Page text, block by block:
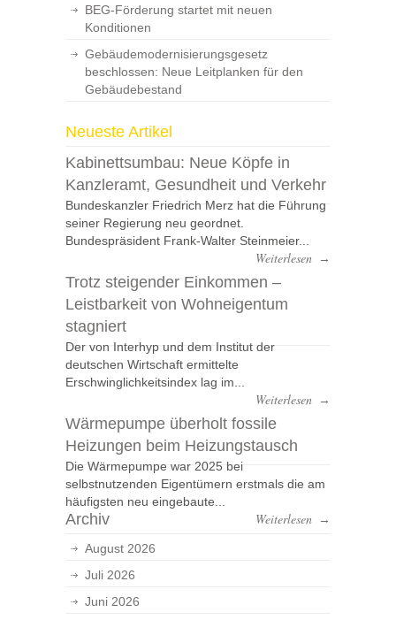
BEG-Förderung startet mit neuen
Konditionen
Gebäudemodernisierungsgesetz
beschlossen: Neue Leitplanken für den
Gebäudebestand
Neueste Artikel
Kabinettsumbau: Neue Köpfe in
Kanzleramt, Gesundheit und Verkehr
Bundeskanzler Friedrich Merz hat die Führung
seiner Regierung neu geordnet.
Bundespräsident Frank-Walter Steinmeier...
Weiterlesen →
Trotz steigender Einkommen –
Leistbarkeit von Wohneigentum
stagniert
Der von Interhyp und dem Institut der
deutschen Wirtschaft ermittelte
Erschwinglichkeitsindex lag im...
Weiterlesen →
Wärmepumpe überholt fossile
Heizungen beim Heizungstausch
Die Wärmepumpe war 2025 bei
selbstnutzenden Eigentümern erstmals die am
häufigsten neu eingebaute...
Weiterlesen →
Archiv
August 2026
Juli 2026
Juni 2026